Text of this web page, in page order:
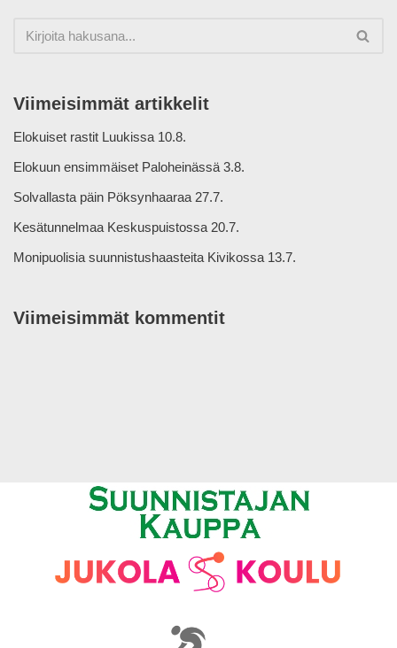
Viimeisimmät artikkelit
Elokuiset rastit Luukissa 10.8.
Elokuun ensimmäiset Paloheinässä 3.8.
Solvallasta päin Pöksynhaaraa 27.7.
Kesätunnelmaa Keskuspuistossa 20.7.
Monipuolisia suunnistushaasteita Kivikossa 13.7.
Viimeisimmät kommentit